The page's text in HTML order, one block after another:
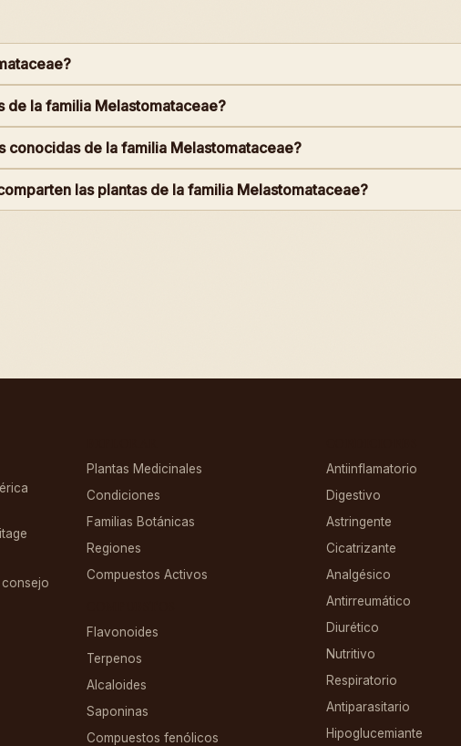
de la familia Melastomataceae?
conocidas de la familia Melastomataceae?
las plantas de la familia Melastomataceae?
Plantas Medicinales
Condiciones
Familias Botánicas
Regiones
Compuestos Activos
Flavonoides
Terpenos
Alcaloides
Saponinas
Compuestos fenólicos
Antiinflamatorio
Digestivo
Astringente
Cicatrizante
Analgésico
Antirreumático
Diurético
Nutritivo
Respiratorio
Antiparasitario
Hipoglucemiante